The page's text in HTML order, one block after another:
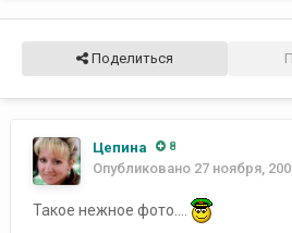
Поделиться
Цепина 8
Опубликовано 27 ноября,
Такое нежное фото....